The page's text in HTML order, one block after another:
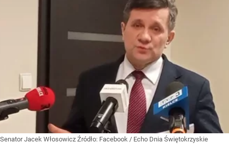
Senator Jacek Włosowicz Źródło: Facebook / Echo Dnia Świętokrzyskie